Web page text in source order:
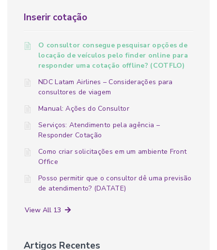
Inserir cotação
O consultor consegue pesquisar opções de
locação de veículos pelo finder online para
responder uma cotação offline? (COTFLO)
NDC Latam Airlines – Considerações para
consultores de viagem
Manual: Ações do Consultor
Serviços: Atendimento pela agência –
Responder Cotação
Como criar solicitações em um ambiente Front
Office
Posso permitir que o consultor dê uma previsão
de atendimento? (DATATE)
View All 13
Artigos Recentes